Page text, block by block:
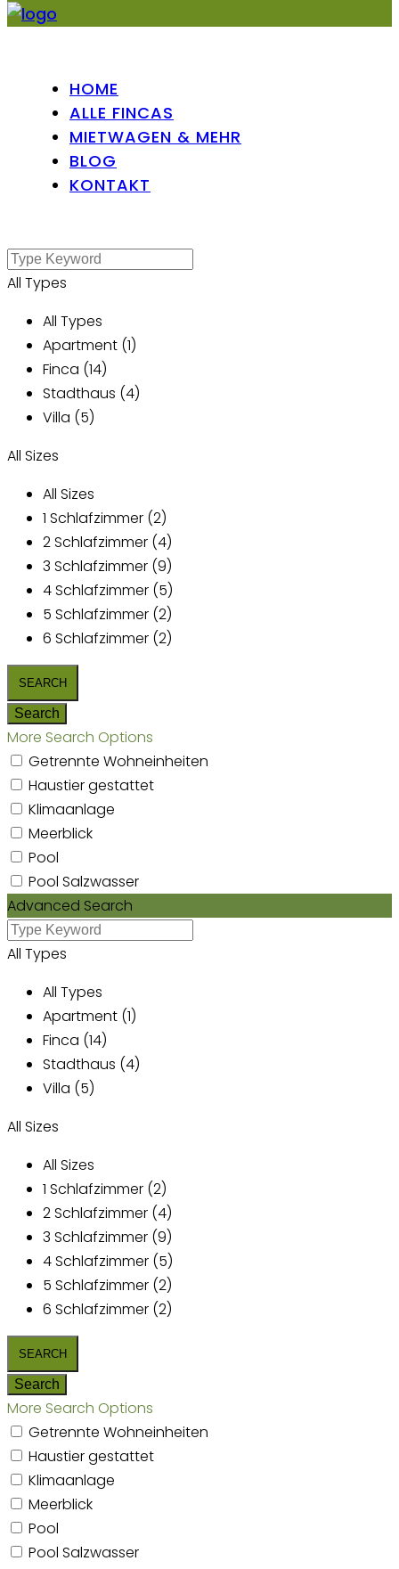
HOME
ALLE FINCAS
MIETWAGEN & MEHR
BLOG
KONTAKT
All Types
All Types
Apartment (1)
Finca (14)
Stadthaus (4)
Villa (5)
All Sizes
All Sizes
1 Schlafzimmer (2)
2 Schlafzimmer (4)
3 Schlafzimmer (9)
4 Schlafzimmer (5)
5 Schlafzimmer (2)
6 Schlafzimmer (2)
More Search Options
Getrennte Wohneinheiten
Haustier gestattet
Klimaanlage
Meerblick
Pool
Pool Salzwasser
Advanced Search
All Types
All Types
Apartment (1)
Finca (14)
Stadthaus (4)
Villa (5)
All Sizes
All Sizes
1 Schlafzimmer (2)
2 Schlafzimmer (4)
3 Schlafzimmer (9)
4 Schlafzimmer (5)
5 Schlafzimmer (2)
6 Schlafzimmer (2)
More Search Options
Getrennte Wohneinheiten
Haustier gestattet
Klimaanlage
Meerblick
Pool
Pool Salzwasser